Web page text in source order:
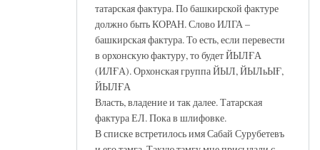
татарская фактура. По башкирской фактуре
должно быть КОРАН. Слово ИЛГА –
башкирская фактура. То есть, если перевести
в орхонскую фактуру, то будет ЙЫЛҒА
(ИЛҒА). Орхонская группа ЙЫЛ, ЙЫЛьЫҒ,
ЙЫЛҒА
Власть, владение и так далее. Татарская
фактура ЕЛ. Пока в шлифовке.
В списке встретилось имя Сабай Сурубетевъ